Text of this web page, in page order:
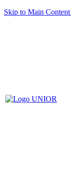
Skip to Main Content